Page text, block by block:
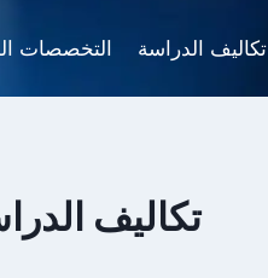
تكاليف الدراسة التخصصات
تكاليف